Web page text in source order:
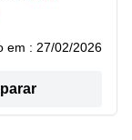
em : 27/02/2026